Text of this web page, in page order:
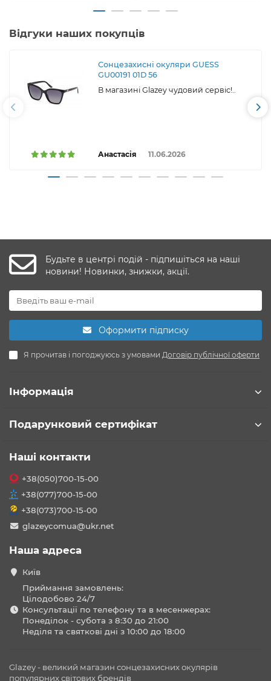
Відгуки наших покупців
Сонцезахисні окуляри GUESS
GU00191 01D 56
В магазині Glazey чудовий сервіс!..
Анастасія 11.06.2026
Будьте в центрі подій - підпишіться на наші
новини! Новинки, знижки, акції.
Оформити підписку
Я прочитав і погоджуюсь з умовами Договір публічної оферти
Інформація
Подарунковий сертифікат
Наші контакти
+38(050)700-15-00
+38(077)700-15-00
+38(073)700-15-00
glazeycomua@ukr.net
Наша адреса
Київ
Приймання замовлень:
Цілодобово 24/7
Консультації по телефону та в месенжерах:
Понеділок - субота з 8:30 до 21:00
Неділя та святкові дні з 10:00 до 18:00
Glazey - великий магазин сонцезахисних окулярів
популярних світових брендів